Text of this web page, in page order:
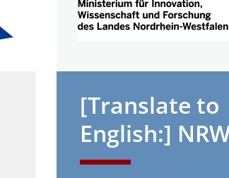
[Translate to
English:]